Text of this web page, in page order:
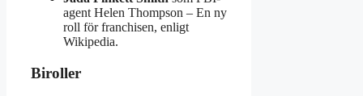
agent Helen Thompson – En ny
roll för franchisen, enligt
Wikipedia.
Biroller